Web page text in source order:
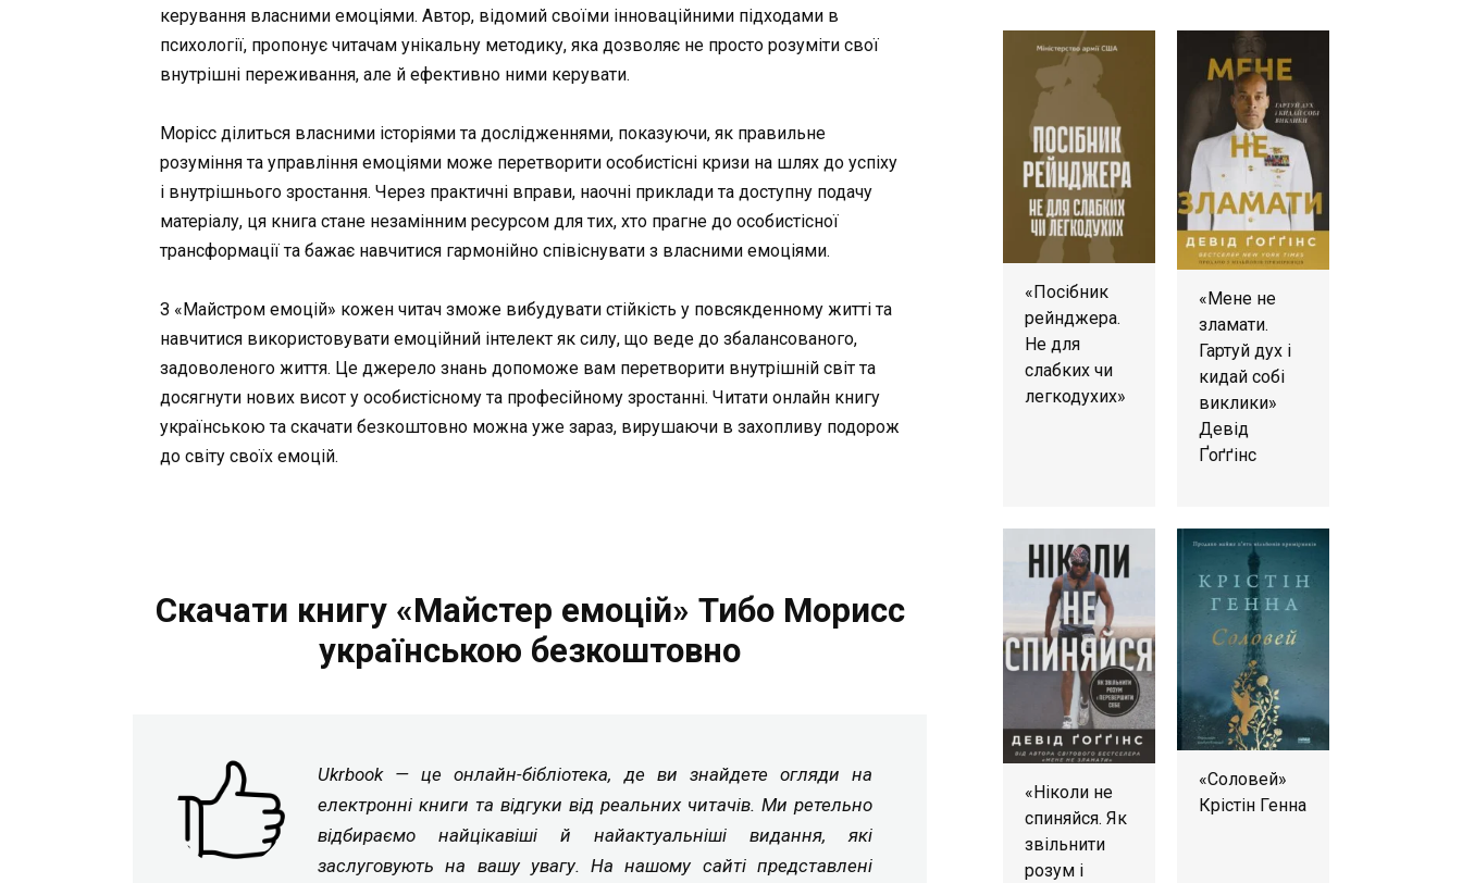
керування власними емоціями. Автор, відомий своїми інноваційними підходами в
психології, пропонує читачам унікальну методику, яка дозволяє не просто розуміти свої
внутрішні переживання, але й ефективно ними керувати.
Морісс ділиться власними історіями та дослідженнями, показуючи, як правильне
розуміння та управління емоціями може перетворити особистісні кризи на шлях до успіху
і внутрішнього зростання. Через практичні вправи, наочні приклади та доступну подачу
матеріалу, ця книга стане незамінним ресурсом для тих, хто прагне до особистісної
трансформації та бажає навчитися гармонійно співіснувати з власними емоціями.
З «Майстром емоцій» кожен читач зможе вибудувати стійкість у повсякденному житті та
навчитися використовувати емоційний інтелект як силу, що веде до збалансованого,
задоволеного життя. Це джерело знань допоможе вам перетворити внутрішній світ та
досягнути нових висот у особистісному та професійному зростанні. Читати онлайн книгу
українською та скачати безкоштовно можна уже зараз, вирушаючи в захопливу подорож
до світу своїх емоцій.
Скачати книгу «Майстер емоцій» Тибо Морисс
українською безкоштовно
Ukrbook — це онлайн-бібліотека, де ви знайдете огляди на
електронні книги та відгуки від реальних читачів. Ми ретельно
відбираємо найцікавіші й найактуальніші видання, які
заслуговують на вашу увагу. На нашому сайті представлені
«Посібник
рейнджера.
Не для
слабких чи
легкодухих»
«Мене не
зламати.
Гартуй дух і
кидай собі
виклики»
Девід
Ґоґґінс
«Ніколи не
спиняйся. Як
звільнити
розум і
«Соловей»
Крістін Генна